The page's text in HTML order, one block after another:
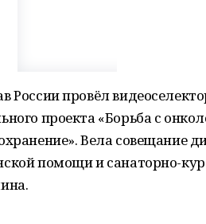
России провёл
проекта «Борьба с
Вела совещание
помощи и санаторно-